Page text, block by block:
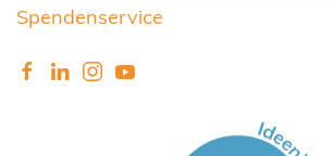
Spendenservice